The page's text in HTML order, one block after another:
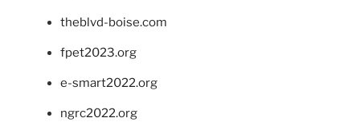
theblvd-boise.com
fpet2023.org
e-smart2022.org
ngrc2022.org